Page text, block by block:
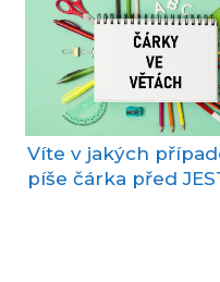
Víte v jakých
píše čárka před